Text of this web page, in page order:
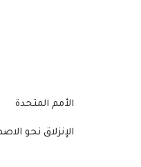
الأمم المتحدة
الإنزلاق نحو